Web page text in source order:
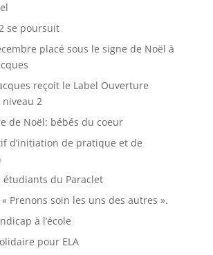
se poursuit
placé sous le signe de Noël à
reçoit le Label Ouverture
2
de Noël: bébés du coeur
d’initiation de pratique et de
étudiants du Paraclet
Prenons soin les uns des autres ».
à l’école
pour ELA